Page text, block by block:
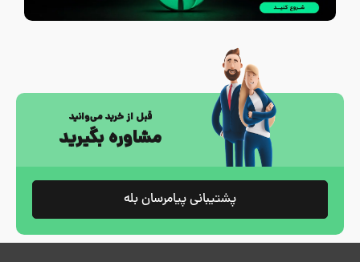
قبل از خرید می‌وانید
مشاوره بگیرید
پشتیبانی پیامرسان بله